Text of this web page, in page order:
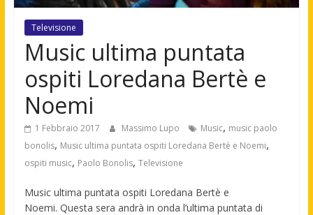
Televisione
Music ultima puntata
ospiti Loredana Bertè e
Noemi
1 Febbraio 2017 Massimo Lupo Music, music paolo
bonolis, Music ultima puntata ospiti Loredana Bertè e Noemi,
ospiti music, Paolo Bonolis, Televisione
Music ultima puntata ospiti Loredana Bertè e
Noemi. Questa sera andrà in onda l’ultima puntata di